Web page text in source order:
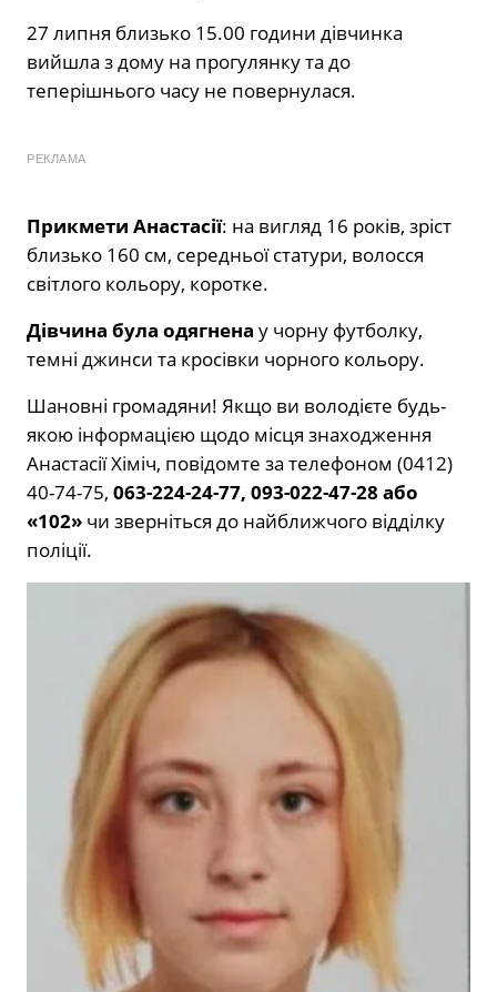
27 липня близько 15.00 години дівчинка
вийшла з дому на прогулянку та до
теперішнього часу не повернулася.
РЕКЛАМА
Прикмети Анастасії: на вигляд 16 років, зріст
близько 160 см, середньої статури, волосся
світлого кольору, коротке.
Дівчина була одягнена у чорну футболку,
темні джинси та кросівки чорного кольору.
Шановні громадяни! Якщо ви володієте будь-
якою інформацією щодо місця знаходження
Анастасії Хіміч, повідомте за телефоном (0412)
40-74-75, 063-224-24-77, 093-022-47-28 або
«102» чи зверніться до найближчого відділку
поліції.